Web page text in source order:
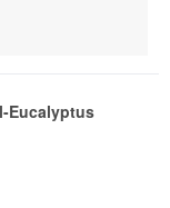
Eucalyptus